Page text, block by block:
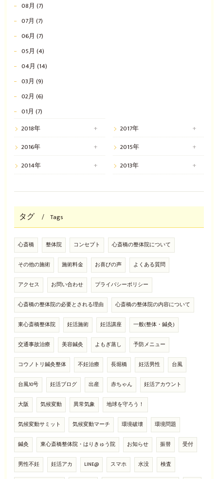
08月 (7)
07月 (7)
06月 (7)
05月 (4)
04月 (14)
03月 (9)
02月 (6)
01月 (7)
2018年
2017年
2016年
2015年
2014年
2013年
タグ Tags
心斎橋 整体院 コンセプト 心斎橋の整体院について
その他の施術 施術料金 お喜びの声 よくある質問
アクセス お問い合わせ プライバシーポリシー
心斎橋の整体院の必要とされる理由 心斎橋の整体院の内容について
東心斎橋整体院 妊活施術 妊活講座 一般(整体・鍼灸)
交通事故治療 美容鍼灸 よもぎ蒸し 予防メニュー
コウノトリ鍼灸整体 不妊治療 長堀橋 妊活男性 台風
台風10号 妊活ブログ 出産 赤ちゃん 妊活アカウント
大阪 気候変動 異常気象 地球を守ろう！
気候変動サミット 気候変動マーチ 環境破壊 環境問題
鍼灸 東心斎橋整体院・はりきゅう院 お知らせ 振替 受付
男性不妊 妊活アカ LINE@ スマホ 水没 検査